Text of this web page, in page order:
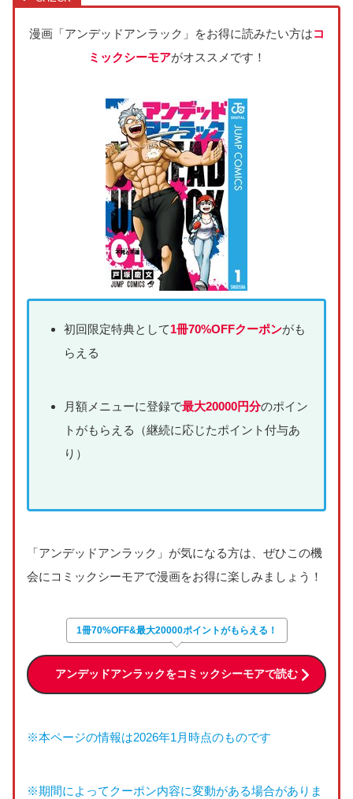
漫画「アンデッドアンラック」をお得に読みたい方はコ
ミックシーモアがオススメです！
初回限定特典として1冊70%OFFクーポンがも
らえる
月額メニューに登録で最大20000円分のポイン
トがもらえる（継続に応じたポイント付与あ
り）
「アンデッドアンラック」が気になる方は、ぜひこの機
会にコミックシーモアで漫画をお得に楽しみましょう！
1冊70%OFF&最大20000ポイントがもらえる！
アンデッドアンラックをコミックシーモアで読む
※本ページの情報は2026年1月時点のものです
※期間によってクーポン内容に変動がある場合がありま